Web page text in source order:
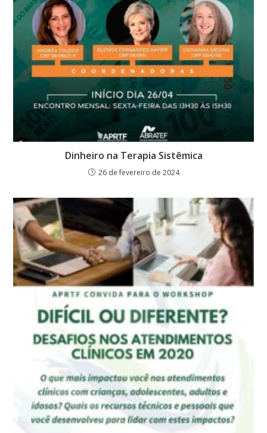
Dinheiro na Terapia Sistêmica
26 de fevereiro de 2024